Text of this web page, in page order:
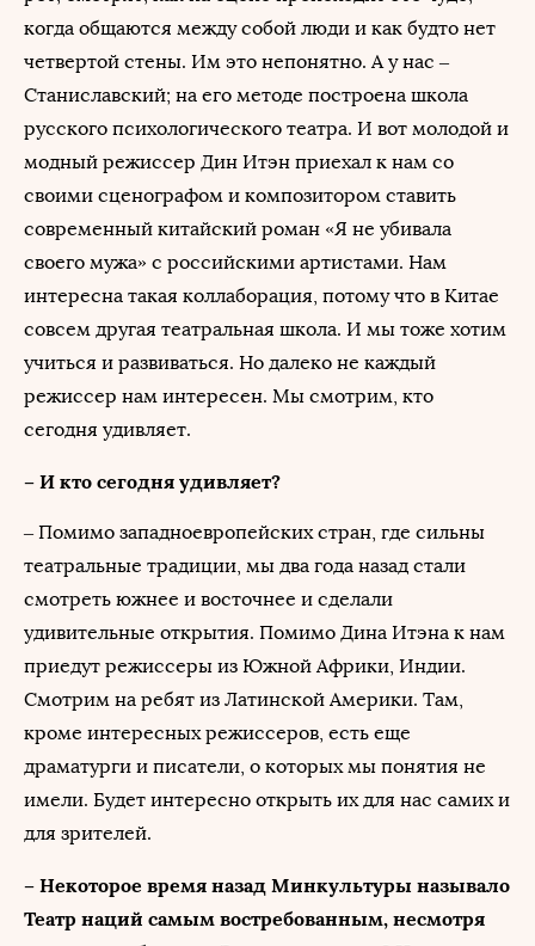
когда общаются между собой люди и как будто нет
четвертой стены. Им это непонятно. А у нас –
Станиславский; на его методе построена школа
русского психологического театра. И вот молодой и
модный режиссер Дин Итэн приехал к нам со
своими сценографом и композитором ставить
современный китайский роман «Я не убивала
своего мужа» с российскими артистами. Нам
интересна такая коллаборация, потому что в Китае
совсем другая театральная школа. И мы тоже хотим
учиться и развиваться. Но далеко не каждый
режиссер нам интересен. Мы смотрим, кто
сегодня удивляет.
– И кто сегодня удивляет?
– Помимо западноевропейских стран, где сильны
театральные традиции, мы два года назад стали
смотреть южнее и восточнее и сделали
удивительные открытия. Помимо Дина Итэна к нам
приедут режиссеры из Южной Африки, Индии.
Смотрим на ребят из Латинской Америки. Там,
кроме интересных режиссеров, есть еще
драматурги и писатели, о которых мы понятия не
имели. Будет интересно открыть их для нас самих и
для зрителей.
– Некоторое время назад Минкультуры называло
Театр наций самым востребованным, несмотря